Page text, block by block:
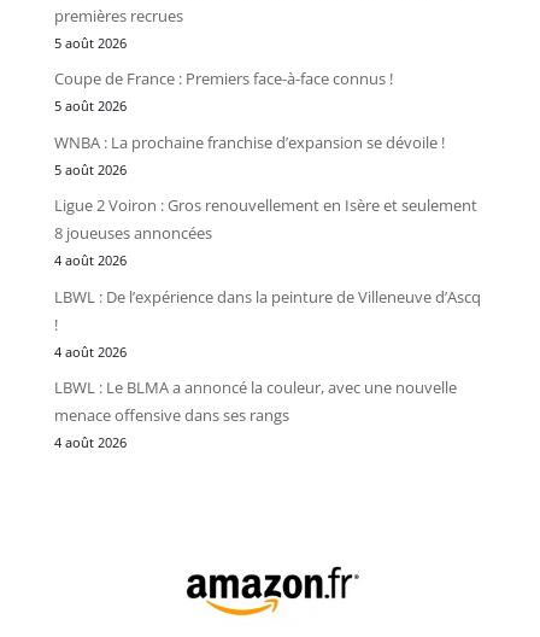
premières recrues
5 août 2026
Coupe de France : Premiers face-à-face connus !
5 août 2026
WNBA : La prochaine franchise d’expansion se dévoile !
5 août 2026
Ligue 2 Voiron : Gros renouvellement en Isère et seulement
8 joueuses annoncées
4 août 2026
LBWL : De l’expérience dans la peinture de Villeneuve d’Ascq
!
4 août 2026
LBWL : Le BLMA a annoncé la couleur, avec une nouvelle
menace offensive dans ses rangs
4 août 2026